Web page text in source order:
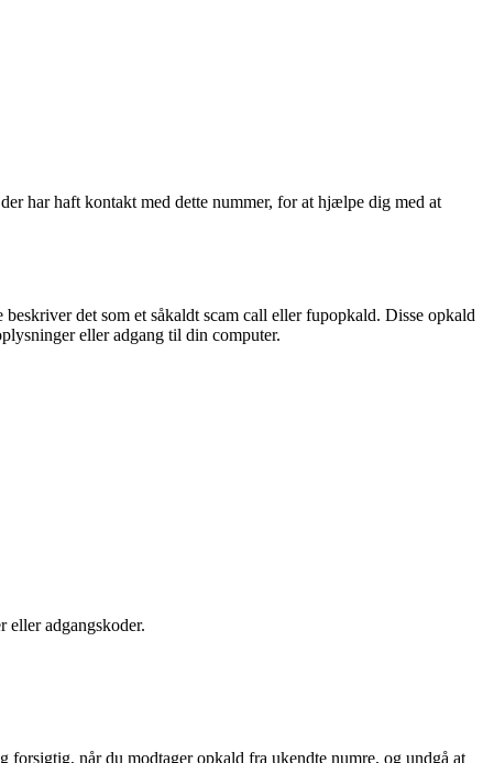
har haft kontakt med dette nummer, for at hjælpe dig med at
det som et såkaldt scam call eller fupopkald. Disse opkald
eller adgang til din computer.
eller adgangskoder.
når du modtager opkald fra ukendte numre, og undgå at